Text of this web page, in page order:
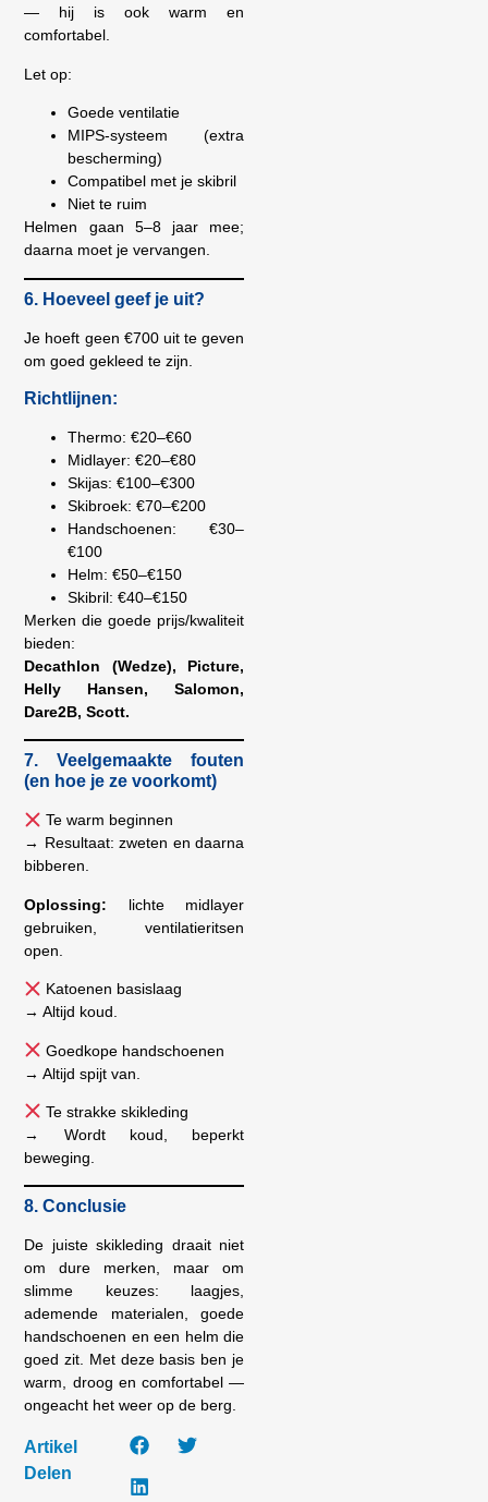
— hij is ook warm en
comfortabel.
Let op:
Goede ventilatie
MIPS-systeem (extra
bescherming)
Compatibel met je skibril
Niet te ruim
Helmen gaan 5–8 jaar mee;
daarna moet je vervangen.
6. Hoeveel geef je uit?
Je hoeft geen €700 uit te geven
om goed gekleed te zijn.
Richtlijnen:
Thermo: €20–€60
Midlayer: €20–€80
Skijas: €100–€300
Skibroek: €70–€200
Handschoenen: €30–
€100
Helm: €50–€150
Skibril: €40–€150
Merken die goede prijs/kwaliteit
bieden:
Decathlon (Wedze), Picture,
Helly Hansen, Salomon,
Dare2B, Scott.
7. Veelgemaakte fouten
(en hoe je ze voorkomt)
Te warm beginnen
→ Resultaat: zweten en daarna
bibberen.
Oplossing: lichte midlayer
gebruiken, ventilatieritsen
open.
Katoenen basislaag
→ Altijd koud.
Goedkope handschoenen
→ Altijd spijt van.
Te strakke skikleding
→ Wordt koud, beperkt
beweging.
8. Conclusie
De juiste skikleding draait niet
om dure merken, maar om
slimme keuzes: laagjes,
ademende materialen, goede
handschoenen en een helm die
goed zit. Met deze basis ben je
warm, droog en comfortabel —
ongeacht het weer op de berg.
Artikel
Delen